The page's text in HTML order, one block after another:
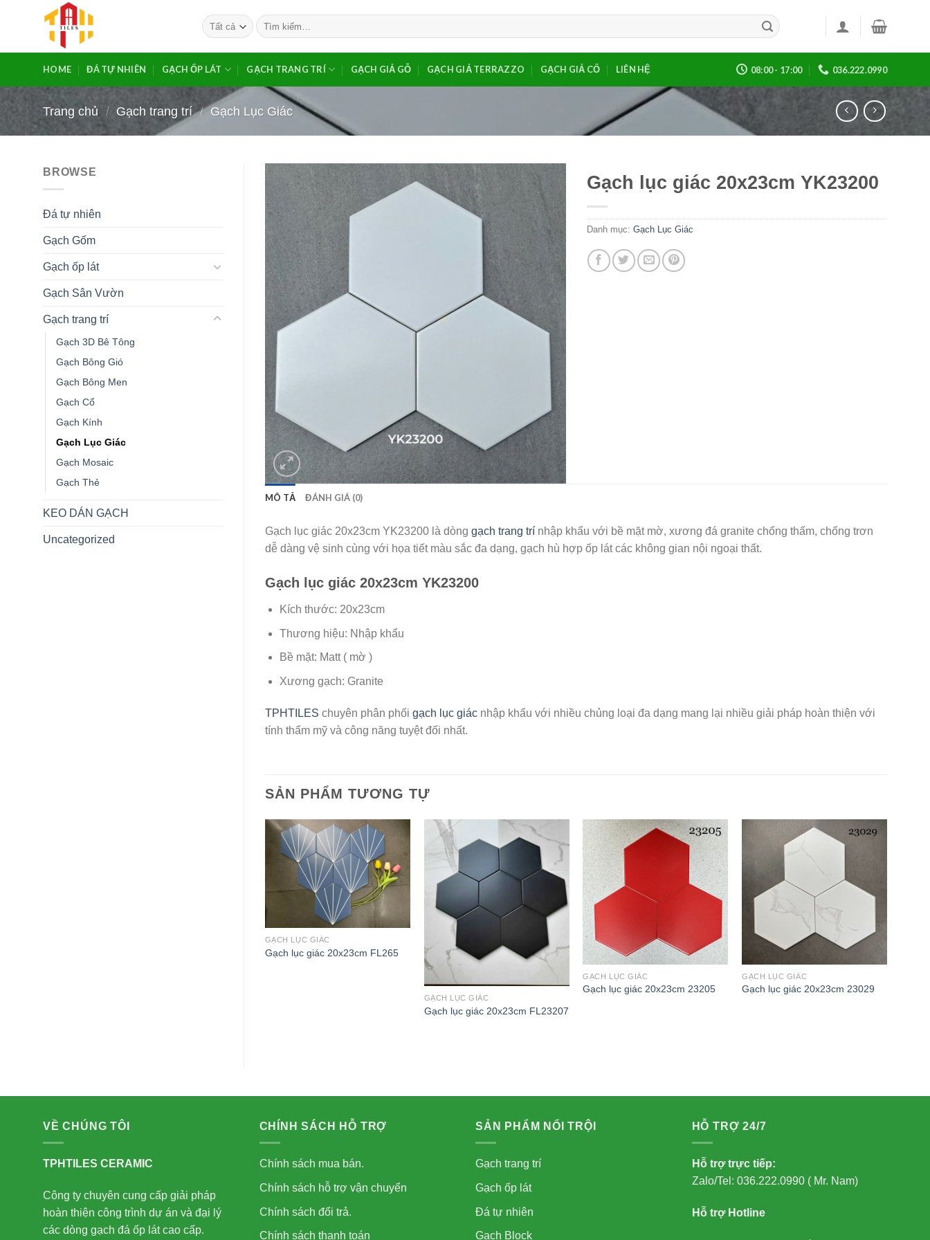
Tìm
kiếm:
HOME ĐÁ TỰ NHIÊN GẠCH ỐP LÁT GẠCH TRANG TRÍ GẠCH GIẢ GỖ GẠCH GIẢ TERRAZZO GẠCH GIẢ CỔ LIÊN HỆ 08:00 - 17:00 036.222.0990
Trang chủ / Gạch trang trí / Gạch Lục Giác
BROWSE
Đá tự nhiên
Gạch Gốm
Gạch ốp lát
Gạch Sân Vườn
Gạch trang trí
Gạch 3D Bê Tông
Gạch Bông Gió
Gạch Bông Men
Gạch Cổ
Gạch Kính
Gạch Lục Giác
Gạch Mosaic
Gạch Thẻ
KEO DÁN GẠCH
Uncategorized
Gạch lục giác 20x23cm YK23200
Danh mục: Gạch Lục Giác
MÔ TẢ ĐÁNH GIÁ (0)
Gạch lục giác 20x23cm YK23200 là dòng gạch trang trí nhập khẩu với bề mặt mờ, xương đá granite chống thấm, chống trơn
dễ dàng vệ sinh cùng với họa tiết màu sắc đa dạng, gạch hù hợp ốp lát các không gian nội ngoại thất.
Gạch lục giác 20x23cm YK23200
Kích thước: 20x23cm
Thương hiệu: Nhập khẩu
Bề mặt: Matt ( mờ )
Xương gạch: Granite
TPHTILES chuyên phân phối gạch lục giác nhập khẩu với nhiều chủng loại đa dạng mang lại nhiều giải pháp hoàn thiện với
tính thẩm mỹ và công năng tuyệt đối nhất.
SẢN PHẨM TƯƠNG TỰ
GẠCH LỤC GIÁC
Gạch lục giác 20x23cm FL265
GẠCH LỤC GIÁC
Gạch lục giác 20x23cm FL23207
GẠCH LỤC GIÁC
Gạch lục giác 20x23cm 23205
GẠCH LỤC GIÁC
Gạch lục giác 20x23cm 23029
VỀ CHÚNG TÔI
TPHTILES CERAMIC
Công ty chuyên cung cấp giải pháp
hoàn thiện công trình dự án và đại lý
các dòng gạch đá ốp lát cao cấp.
CHÍNH SÁCH HỖ TRỢ
Chính sách mua bán.
Chính sách hỗ trợ vận chuyển
Chính sách đổi trả.
Chính sách thanh toán
SẢN PHẨM NỔI TRỘI
Gạch trang trí
Gạch ốp lát
Đá tự nhiên
Gạch Block
HỖ TRỢ 24/7
Hỗ trợ trực tiếp:
Zalo/Tel: 036.222.0990 ( Mr. Nam)
Hỗ trợ Hotline